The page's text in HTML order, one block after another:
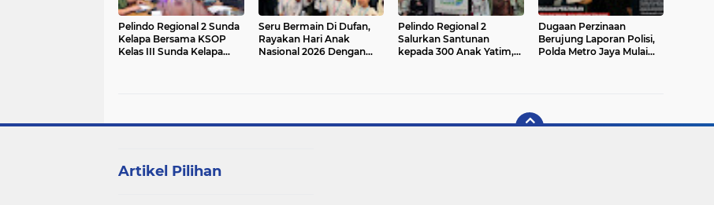
Pelindo Regional 2 Sunda
Kelapa Bersama KSOP
Kelas III Sunda Kelapa
Seru Bermain Di Dufan,
Rayakan Hari Anak
Nasional 2026 Dengan
Pelindo Regional 2
Salurkan Santunan
kepada 300 Anak Yatim,
Dugaan Perzinaan
Berujung Laporan Polisi,
Polda Metro Jaya Mulai
Artikel Pilihan